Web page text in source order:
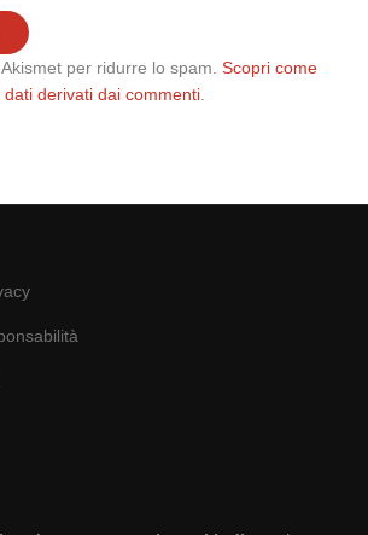
per ridurre lo spam.Scopri come
derivati dai commenti